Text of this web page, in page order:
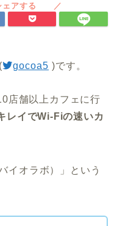
gocoa5 )です。
店舗以上カフェに行
レイでWi-Fiの速いカ
イオラボ）」という